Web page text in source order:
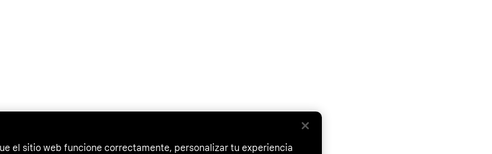
el sitio web funcione correctamente, personalizar tu experiencia